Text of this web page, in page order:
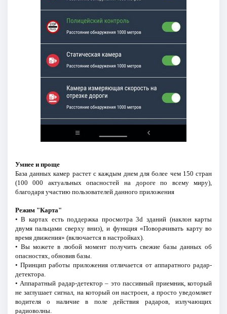
Умнее и проще
База данных камер растет с каждым днем для более чем 150 стран
(100 000 актуальных опасностей на дороге по всему миру),
благодаря участию пользователей данного приложения
Режим "Карта"
• В картах есть поддержка просмотра 3d зданий (наклон карты
двумя пальцами сверху вниз), и функция «Поворачивать карту во
время движения» (включается в настройках).
• Вы можете в любой момент получить свежие базы данных об
опасностях, обновив базы.
• Принцип работы приложения отличается от аппаратного радар-
детектора.
• Аппаратный радар-детектор – это пассивный приемник, который
не заглушает сигнал, на который он настроен, а просто уведомляет
водителя о наличие в поле действия радаров, излучающих
радиоволны.